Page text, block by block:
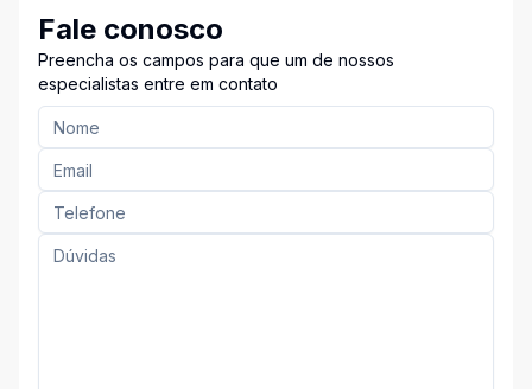
Fale conosco
Preencha os campos para que um de nossos
especialistas entre em contato